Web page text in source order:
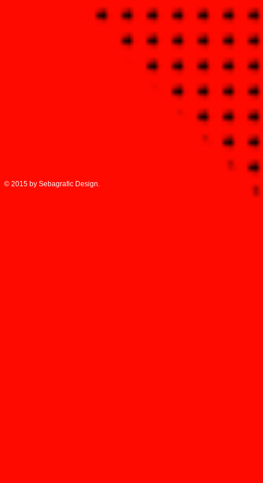
© 2015 by Sebagrafic Design.